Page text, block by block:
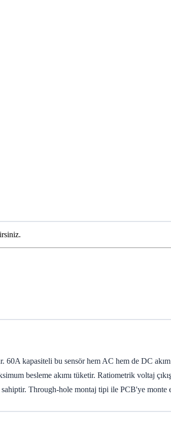
kapasiteli bu sensör hem AC hem de DC
besleme akımı tüketir. Ratiometrik voltaj
sahiptir. Through-hole montaj tipi ile PCB'ye